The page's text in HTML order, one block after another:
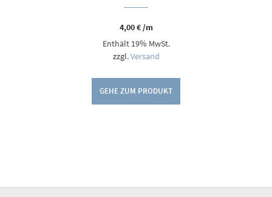
4,00€/m
Enthält 19% MwSt.
zzgl.Versand
GEHE ZUM PRODUKT